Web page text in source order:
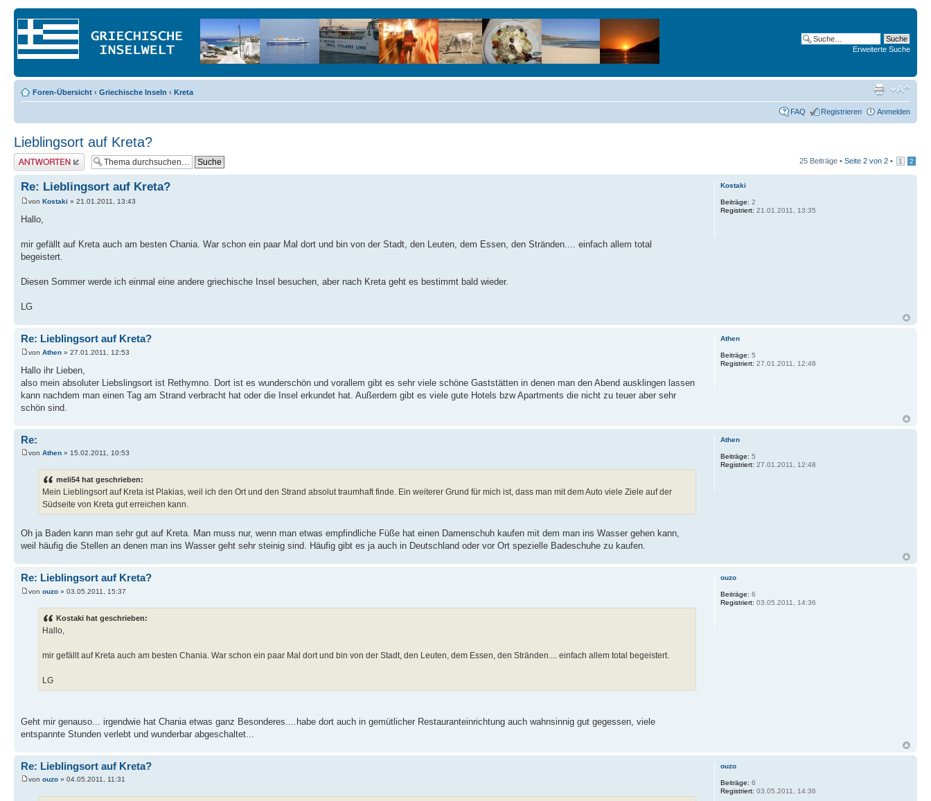
Erweiterte Suche
Foren-Übersicht ‹ Griechische Inseln ‹ Kreta
FAQ Registrieren Anmelden
Lieblingsort auf Kreta?
Antwort erstellen 25 Beiträge • Seite 2 von 2 • 1 2
Re: Lieblingsort auf Kreta?
von Kostaki » 21.01.2011, 13:43
Hallo,
mir gefällt auf Kreta auch am besten Chania. War schon ein paar Mal dort und bin von der Stadt, den Leuten, dem Essen, den Stränden.... einfach allem total
begeistert.
Diesen Sommer werde ich einmal eine andere griechische Insel besuchen, aber nach Kreta geht es bestimmt bald wieder.
LG
Kostaki
Beiträge: 2
Registriert: 21.01.2011, 13:35
Re: Lieblingsort auf Kreta?
von Athen » 27.01.2011, 12:53
Hallo ihr Lieben,
also mein absoluter Liebslingsort ist Rethymno. Dort ist es wunderschön und vorallem gibt es sehr viele schöne Gaststätten in denen man den Abend ausklingen lassen
kann nachdem man einen Tag am Strand verbracht hat oder die Insel erkundet hat. Außerdem gibt es viele gute Hotels bzw Apartments die nicht zu teuer aber sehr
schön sind.
Athen
Beiträge: 5
Registriert: 27.01.2011, 12:48
Re:
von Athen » 15.02.2011, 10:53
meli54 hat geschrieben:
Mein Lieblingsort auf Kreta ist Plakias, weil ich den Ort und den Strand absolut traumhaft finde. Ein weiterer Grund für mich ist, dass man mit dem Auto viele Ziele auf der
Südseite von Kreta gut erreichen kann.
Oh ja Baden kann man sehr gut auf Kreta. Man muss nur, wenn man etwas empfindliche Füße hat einen Damenschuh kaufen mit dem man ins Wasser gehen kann,
weil häufig die Stellen an denen man ins Wasser geht sehr steinig sind. Häufig gibt es ja auch in Deutschland oder vor Ort spezielle Badeschuhe zu kaufen.
Athen
Beiträge: 5
Registriert: 27.01.2011, 12:48
Re: Lieblingsort auf Kreta?
von ouzo » 03.05.2011, 15:37
Kostaki hat geschrieben:
Hallo,
mir gefällt auf Kreta auch am besten Chania. War schon ein paar Mal dort und bin von der Stadt, den Leuten, dem Essen, den Stränden.... einfach allem total begeistert.
LG
Geht mir genauso... irgendwie hat Chania etwas ganz Besonderes....habe dort auch in gemütlicher Restauranteinrichtung auch wahnsinnig gut gegessen, viele
entspannte Stunden verlebt und wunderbar abgeschaltet...
ouzo
Beiträge: 6
Registriert: 03.05.2011, 14:36
Re: Lieblingsort auf Kreta?
von ouzo » 04.05.2011, 11:31
ouzo
Beiträge: 6
Registriert: 03.05.2011, 14:36